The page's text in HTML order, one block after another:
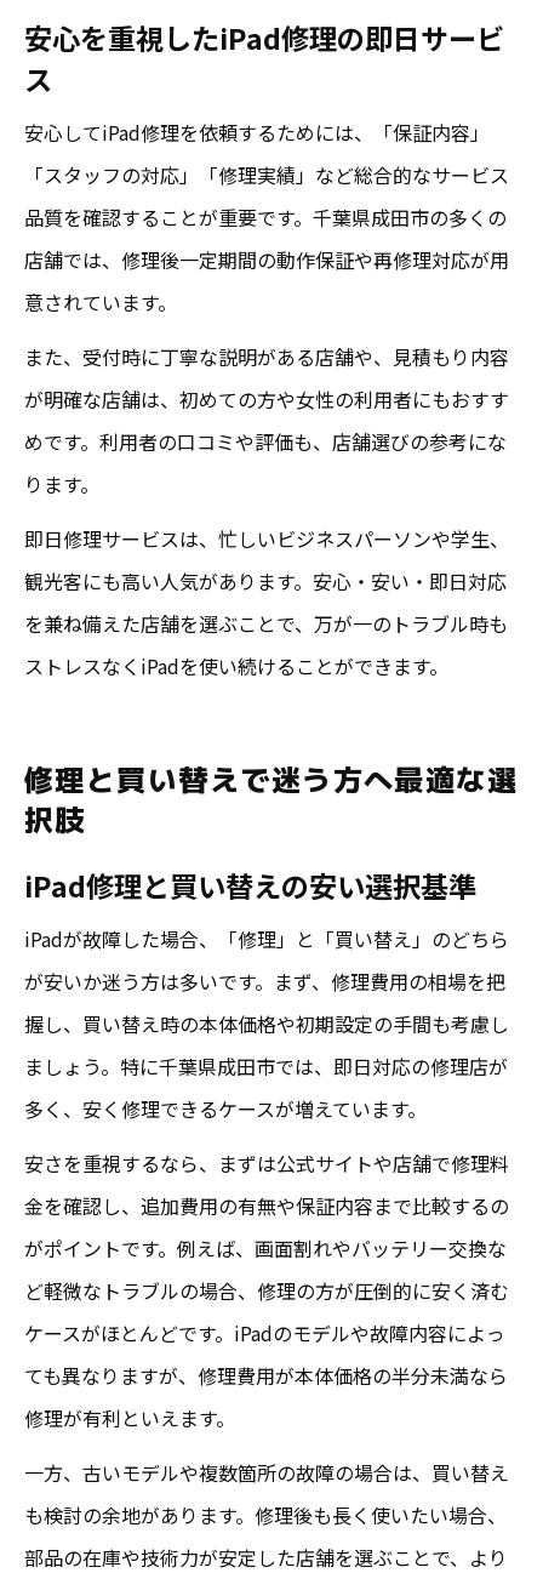
安心を重視したiPad修理の即日サービ
ス
安心してiPad修理を依頼するためには、「保証内容」
「スタッフの対応」「修理実績」など総合的なサービス
品質を確認することが重要です。千葉県成田市の多くの
店舗では、修理後一定期間の動作保証や再修理対応が用
意されています。
また、受付時に丁寧な説明がある店舗や、見積もり内容
が明確な店舗は、初めての方や女性の利用者にもおすす
めです。利用者の口コミや評価も、店舗選びの参考にな
ります。
即日修理サービスは、忙しいビジネスパーソンや学生、
観光客にも高い人気があります。安心・安い・即日対応
を兼ね備えた店舗を選ぶことで、万が一のトラブル時も
ストレスなくiPadを使い続けることができます。
修理と買い替えで迷う方へ最適な選
択肢
iPad修理と買い替えの安い選択基準
iPadが故障した場合、「修理」と「買い替え」のどちら
が安いか迷う方は多いです。まず、修理費用の相場を把
握し、買い替え時の本体価格や初期設定の手間も考慮し
ましょう。特に千葉県成田市では、即日対応の修理店が
多く、安く修理できるケースが増えています。
安さを重視するなら、まずは公式サイトや店舗で修理料
金を確認し、追加費用の有無や保証内容まで比較するの
がポイントです。例えば、画面割れやバッテリー交換な
ど軽微なトラブルの場合、修理の方が圧倒的に安く済む
ケースがほとんどです。iPadのモデルや故障内容によっ
ても異なりますが、修理費用が本体価格の半分未満なら
修理が有利といえます。
一方、古いモデルや複数箇所の故障の場合は、買い替え
も検討の余地があります。修理後も長く使いたい場合、
部品の在庫や技術力が安定した店舗を選ぶことで、より